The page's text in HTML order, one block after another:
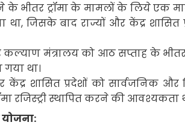
के भीतर ट्रॉमा के मामलों के लिये एक
था, जिसके बाद राज्यों और केंद्र
कल्याण मंत्रालय को आठ सप्ताह के भीतर
था।
शासित प्रदेशों को सार्वजनिक
रजिस्ट्री स्थापित करने की आवश्यकता